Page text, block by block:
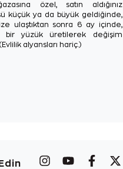
özel, satın aldığınız
küçük ya da büyük geldiğinde,
ulaştıktan sonra 6 ay içinde,
bir yüzük üretilerek değişim
alyansları hariç.)